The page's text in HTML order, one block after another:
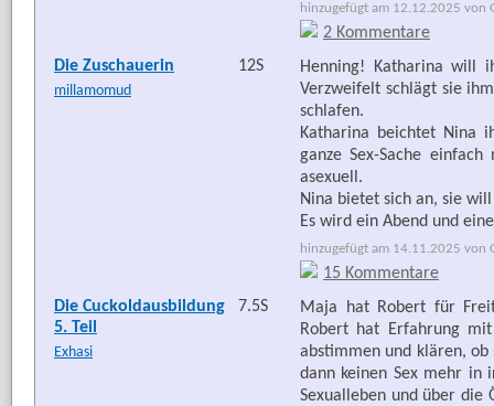
hinzugefügt am 12.12.2025 von
2 Kommentare
Die Zuschauerin
millamomud
12S
Henning! Katharina will
Verzweifelt schlägt sie
schlafen.
Katharina beichtet Nina
ganze Sex-Sache
asexuell.
Nina bietet sich an, sie
Es wird ein Abend und
hinzugefügt am 14.11.2025 von
15 Kommentare
Die Cuckoldausbildung
5. Teil
Exhasi
7.5S
Maja hat Robert für
Robert hat Erfahrung
abstimmen und klären,
dann keinen Sex mehr in
Sexualleben und über die